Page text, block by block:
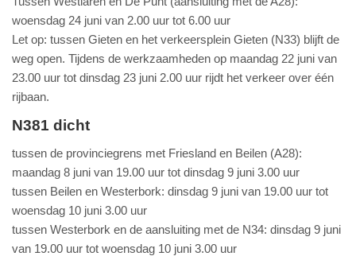
woensdag 24 juni van 2.00 uur tot 6.00 uur
Let op: tussen Gieten en het verkeersplein Gieten (N33) blijft de
weg open. Tijdens de werkzaamheden op maandag 22 juni van
23.00 uur tot dinsdag 23 juni 2.00 uur rijdt het verkeer over één
rijbaan.
N381 dicht
tussen de provinciegrens met Friesland en Beilen (A28):
maandag 8 juni van 19.00 uur tot dinsdag 9 juni 3.00 uur
tussen Beilen en Westerbork: dinsdag 9 juni van 19.00 uur tot
woensdag 10 juni 3.00 uur
tussen Westerbork en de aansluiting met de N34: dinsdag 9 juni
van 19.00 uur tot woensdag 10 juni 3.00 uur